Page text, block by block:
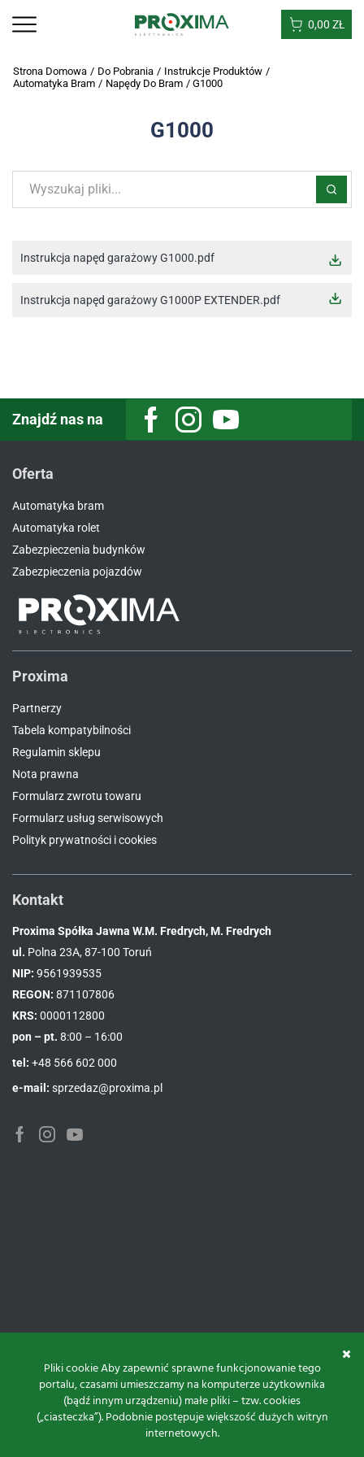
0,00 ZŁ
Strona Domowa / Do Pobrania / Instrukcje Produktów /
Automatyka Bram / Napędy Do Bram / G1000
G1000
Instrukcja napęd garażowy G1000.pdf
Instrukcja napęd garażowy G1000P EXTENDER.pdf
Znajdź nas na FacebookInstagramYoutube
Oferta
Automatyka bram
Automatyka rolet
Zabezpieczenia budynków
Zabezpieczenia pojazdów
Proxima
Partnerzy
Tabela kompatybilności
Regulamin sklepu
Nota prawna
Formularz zwrotu towaru
Formularz usług serwisowych
Polityk prywatności i cookies
Kontakt
Proxima Spółka Jawna W.M. Fredrych, M. Fredrych
ul. Polna 23A, 87-100 Toruń
NIP: 9561939535
REGON: 871107806
KRS: 0000112800
pon – pt. 8:00 – 16:00
tel: +48 566 602 000
e-mail: sprzedaz@proxima.pl
FacebookInstagramYoutube
Pliki cookie Aby zapewnić sprawne funkcjonowanie tego
portalu, czasami umieszczamy na komputerze użytkownika
(bądź innym urządzeniu) małe pliki – tzw. cookies
(„ciasteczka”). Podobnie postępuje większość dużych witryn
internetowych.